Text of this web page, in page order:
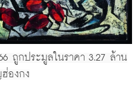
ถูกประมูลในราคา 3.27 ล้าน
องกง